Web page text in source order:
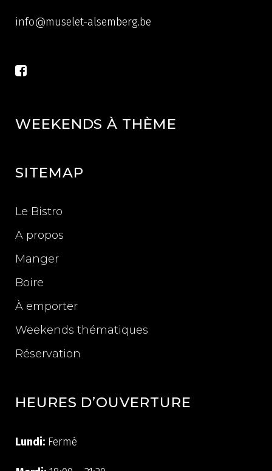
info@muselet-alsemberg.be
WEEKENDS À THÈME
SITEMAP
Le Bistro
A propos
Manger
Boire
À emporter
Weekends thématiques
Réservation
HEURES D’OUVERTURE
Lundi: Fermé